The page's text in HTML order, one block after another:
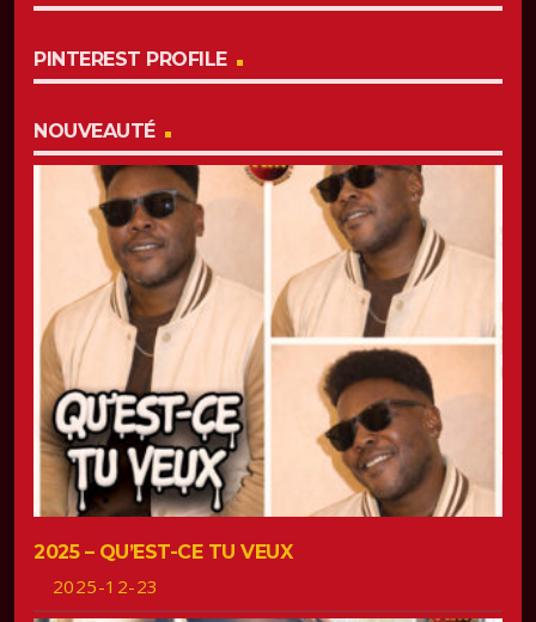
PINTEREST PROFILE
NOUVEAUTÉ
2025 – QU’EST-CE TU VEUX
2025-12-23